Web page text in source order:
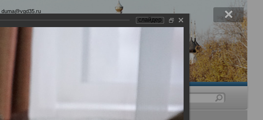
duma@vgd35.ru
слайдер